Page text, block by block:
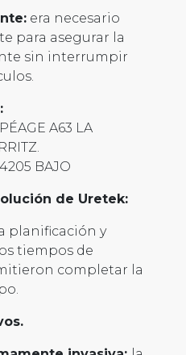
era necesario
para asegurar la
sin interrumpir
A63 LA
BAJO
de Uretek:
planificación y
tiempos de
completar la